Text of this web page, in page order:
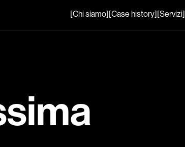
[Chi siamo][Case history][Servizi]